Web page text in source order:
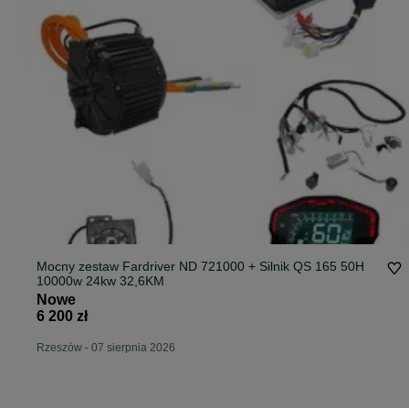
Mocny zestaw Fardriver ND 721000 + Silnik QS 165 50H
10000w 24kw 32,6KM
Nowe
6 200 zł
Rzeszów - 07 sierpnia 2026